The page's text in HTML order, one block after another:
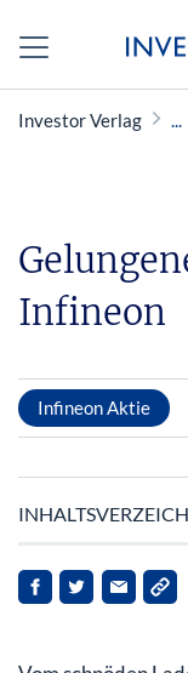
Investor Verlag
Infineon
Infineon Aktie
Autobranche: